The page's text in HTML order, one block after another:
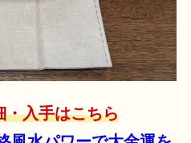
・入手はこちら